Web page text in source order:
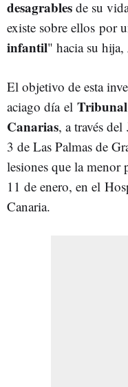
desagrables de su
existe sobre ellos por
infantil" hacia su hija,
El objetivo de esta
aciago día el
Canarias, a través del
3 de Las Palmas de
lesiones que la menor
11 de enero, en el
Canaria.